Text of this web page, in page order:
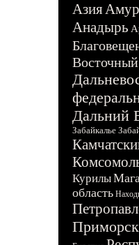
Азия
Анадырь
Дальний
Забайкалье
Курилы
область